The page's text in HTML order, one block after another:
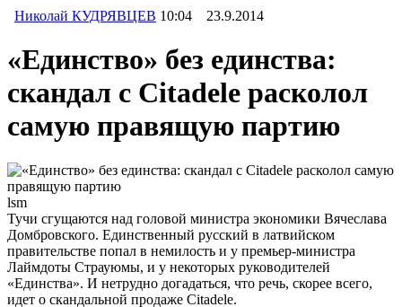
Николай КУДРЯВЦЕВ 10:04 23.9.2014
«Единство» без единства:
скандал с Citadele расколол
самую правящую партию
lsm
Тучи сгущаются над головой министра экономики Вячеслава
Домбровского. Единственный русский в латвийском
правительстве попал в немилость и у премьер-министра
Лаймдоты Страуюмы, и у некоторых руководителей
«Единства». И нетрудно догадаться, что речь, скорее всего,
идет о скандальной продаже Citadele.